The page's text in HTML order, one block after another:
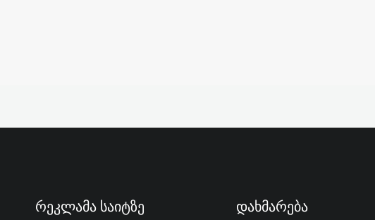
Რეკლამა Საიტზე Დახმარება